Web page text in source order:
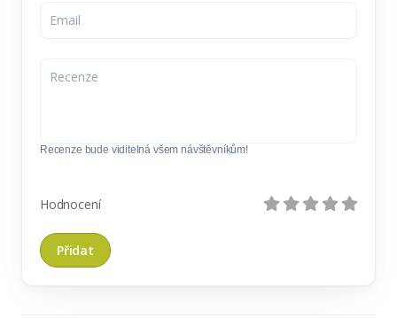
Recenze bude viditelná všem návštěvníkům!
Hodnocení